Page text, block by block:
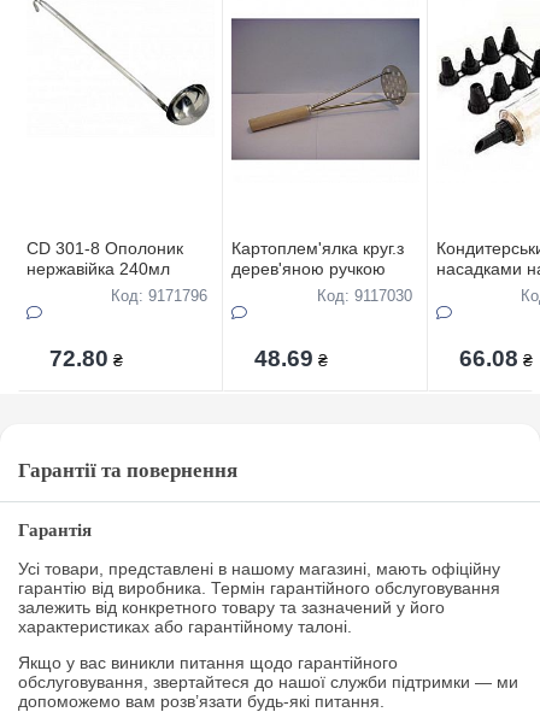
CD 301-8 Ополоник
нержавійка 240мл
Код: 9171796
72.80 ₴
Картоплем'ялка круг.з
дерев'яною ручкою
Код: 9117030
48.69 ₴
насадками
66.08 ₴
Гарантії та повернення
Гарантія
Усі товари, представлені в нашому магазині, мають офіційну
гарантію від виробника. Термін гарантійного обслуговування
залежить від конкретного товару та зазначений у його
характеристиках або гарантійному талоні.
Якщо у вас виникли питання щодо гарантійного
обслуговування, звертайтеся до нашої служби підтримки — ми
допоможемо вам розв’язати будь-які питання.